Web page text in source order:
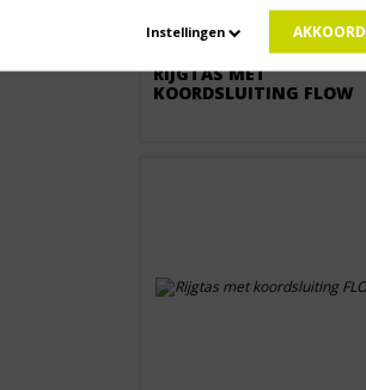
Vanaf € 4,28
RIJGTAS MET
KOORDSLUITING FLOW
Instellingen AKKOORD